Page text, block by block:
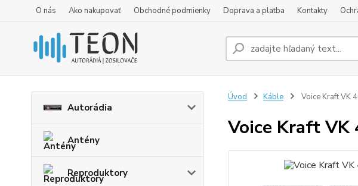
O nás Ako nakupovať Obchodné podmienky Doprava a platba Kontakty
Autorádia
Antény
Reproduktory
Úvod Káble Voice Kraft VK
Voice Kraft